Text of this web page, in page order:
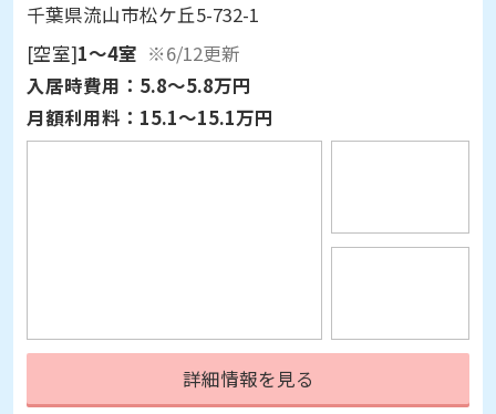
千葉県流山市松ケ丘5-732-1
[空室]1～4室 ※6/12更新
入居時費用： 5.8～5.8万円
月額利用料： 15.1～15.1万円
詳細情報を見る